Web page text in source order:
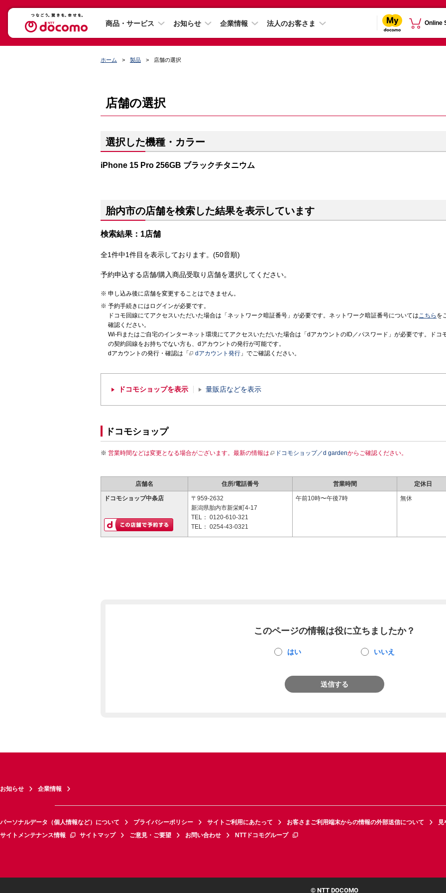
商品・サービス お知らせ 企業情報 法人のお客さま Online
ホーム 製品 店舗の選択
店舗の選択
選択した機種・カラー
iPhone 15 Pro 256GB ブラックチタニウム
胎内市の店舗を検索した結果を表示しています
検索結果：1店舗
全1件中1件目を表示しております。(50音順)
予約申込する店舗/購入商品受取り店舗を選択してください。
申し込み後に店舗を変更することはできません。
予約手続きにはログインが必要です。
ドコモ回線にてアクセスいただいた場合は「ネットワーク暗証番号」が必要です。ネットワーク暗証番号についてはこちら を
確認ください。
Wi-Fiまたはご自宅のインターネット環境にてアクセスいただいた場合は「dアカウントのID／パスワード」が必要です。ドコ
の契約回線をお持ちでない方も、dアカウントの発行が可能です。
dアカウントの発行・確認は「
dアカウント発行 」でご確認ください。
ドコモショップを表示 量販店などを表示
ドコモショップ
営業時間などは変更となる場合がございます。最新の情報は ドコモショップ／d gardenからご確認ください。
店舗名 住所/電話番号 営業時間 定休日
ドコモショップ中条店
〒959-2632
新潟県胎内市新栄町4-17
TEL： 0120-610-321
TEL： 0254-43-0321
午前10時〜午後7時 無休
このページの情報は役に立ちましたか？
はい いいえ
送信する
お知らせ 企業情報
パーソナルデータ（個人情報など）について プライバシーポリシー サイトご利用にあたって お客さまご利用端末からの情報の外部送信について
見
サイトメンテナンス情報
サイトマップ ご意見・ご要望 お問い合わせ NTTドコモグループ
© NTT DOCOMO